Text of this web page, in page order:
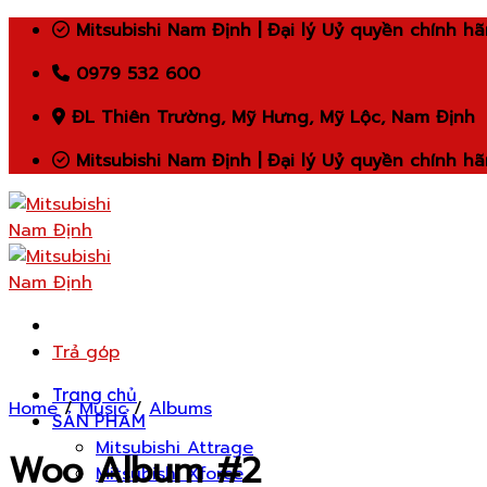
Skip
content
Mitsubishi Nam Định | Đại lý Uỷ quyền chính
0979 532 600
ĐL Thiên Trường, Mỹ Hưng, Mỹ Lộc, Nam Định
Mitsubishi Nam Định | Đại lý Uỷ quyền chính
Trả góp
Trang chủ
SẢN PHẨM
Mitsubishi Attrage
Mitsubishi Xforce
Home / Music / Albums
Woo Album #2